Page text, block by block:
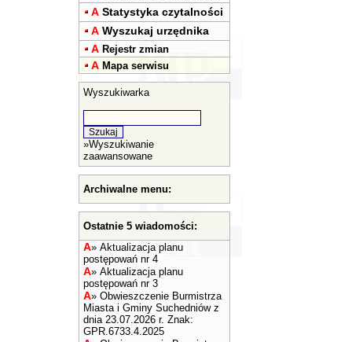
A Statystyka czytalności
A Wyszukaj urzędnika
A Rejestr zmian
A Mapa serwisu
Wyszukiwarka
»Wyszukiwanie
zaawansowane
Archiwalne menu:
Ostatnie 5 wiadomości:
A» Aktualizacja planu
postępowań nr 4
A» Aktualizacja planu
postępowań nr 3
A» Obwieszczenie Burmistrza
Miasta i Gminy Suchedniów z
dnia 23.07.2026 r. Znak:
GPR.6733.4.2025